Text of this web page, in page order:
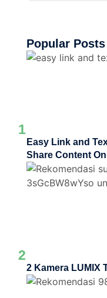
Popular Posts
1
Easy Link and
Share Content
2
2 Kamera LUMIX